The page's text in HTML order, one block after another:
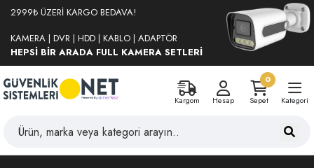
2999₺ ÜZERİ KARGO BEDAVA!
KAMERA | DVR | HDD | KABLO | ADAPTÖR
HEPSİ BİR ARADA FULL KAMERA SETLERİ
Kargom Hesap
0
Sepet
Kategori